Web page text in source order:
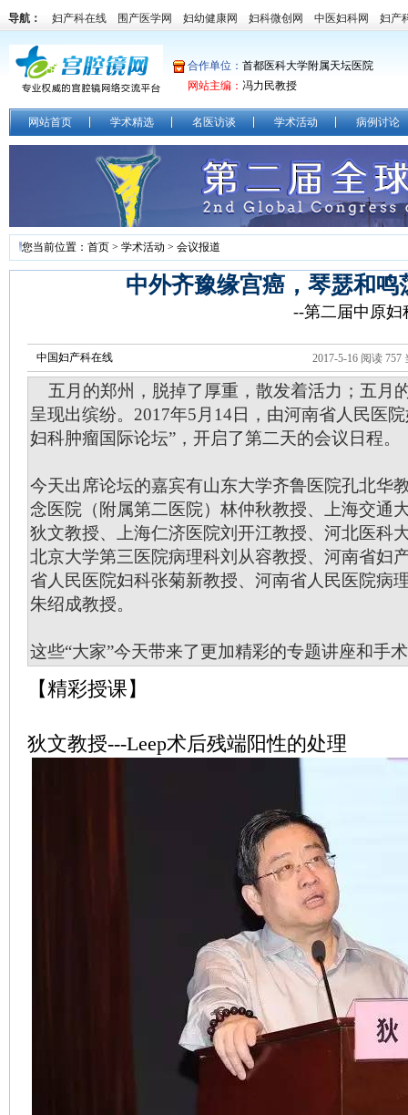
导航： 妇产科在线 围产医学网 妇幼健康网 妇科微创网 中医妇科网 妇产
合作单位： 首都医科大学附属天坛医院
网站主编： 冯力民教授
网站首页 学术精选 名医访谈 学术活动 病例讨论
您当前位置： 首页 > 学术活动 > 会议报道
中外齐豫缘宫癌，琴瑟和鸣
--第二届中原妇
中国妇产科在线 2017-5-16 阅读 757
五月的郑州，脱掉了厚重，散发着活力；五月
呈现出缤纷。2017年5月14日，由河南省人民医
妇科肿瘤国际论坛”，开启了第二天的会议日程。
今天出席论坛的嘉宾有山东大学齐鲁医院孔北华
念医院（附属第二医院）林仲秋教授、上海交通
狄文教授、上海仁济医院刘开江教授、河北医科
北京大学第三医院病理科刘从容教授、河南省妇
省人民医院妇科张菊新教授、河南省人民医院病
朱绍成教授。
这些“大家”今天带来了更加精彩的专题讲座和手
【精彩授课】
狄文教授---Leep术后残端阳性的处理